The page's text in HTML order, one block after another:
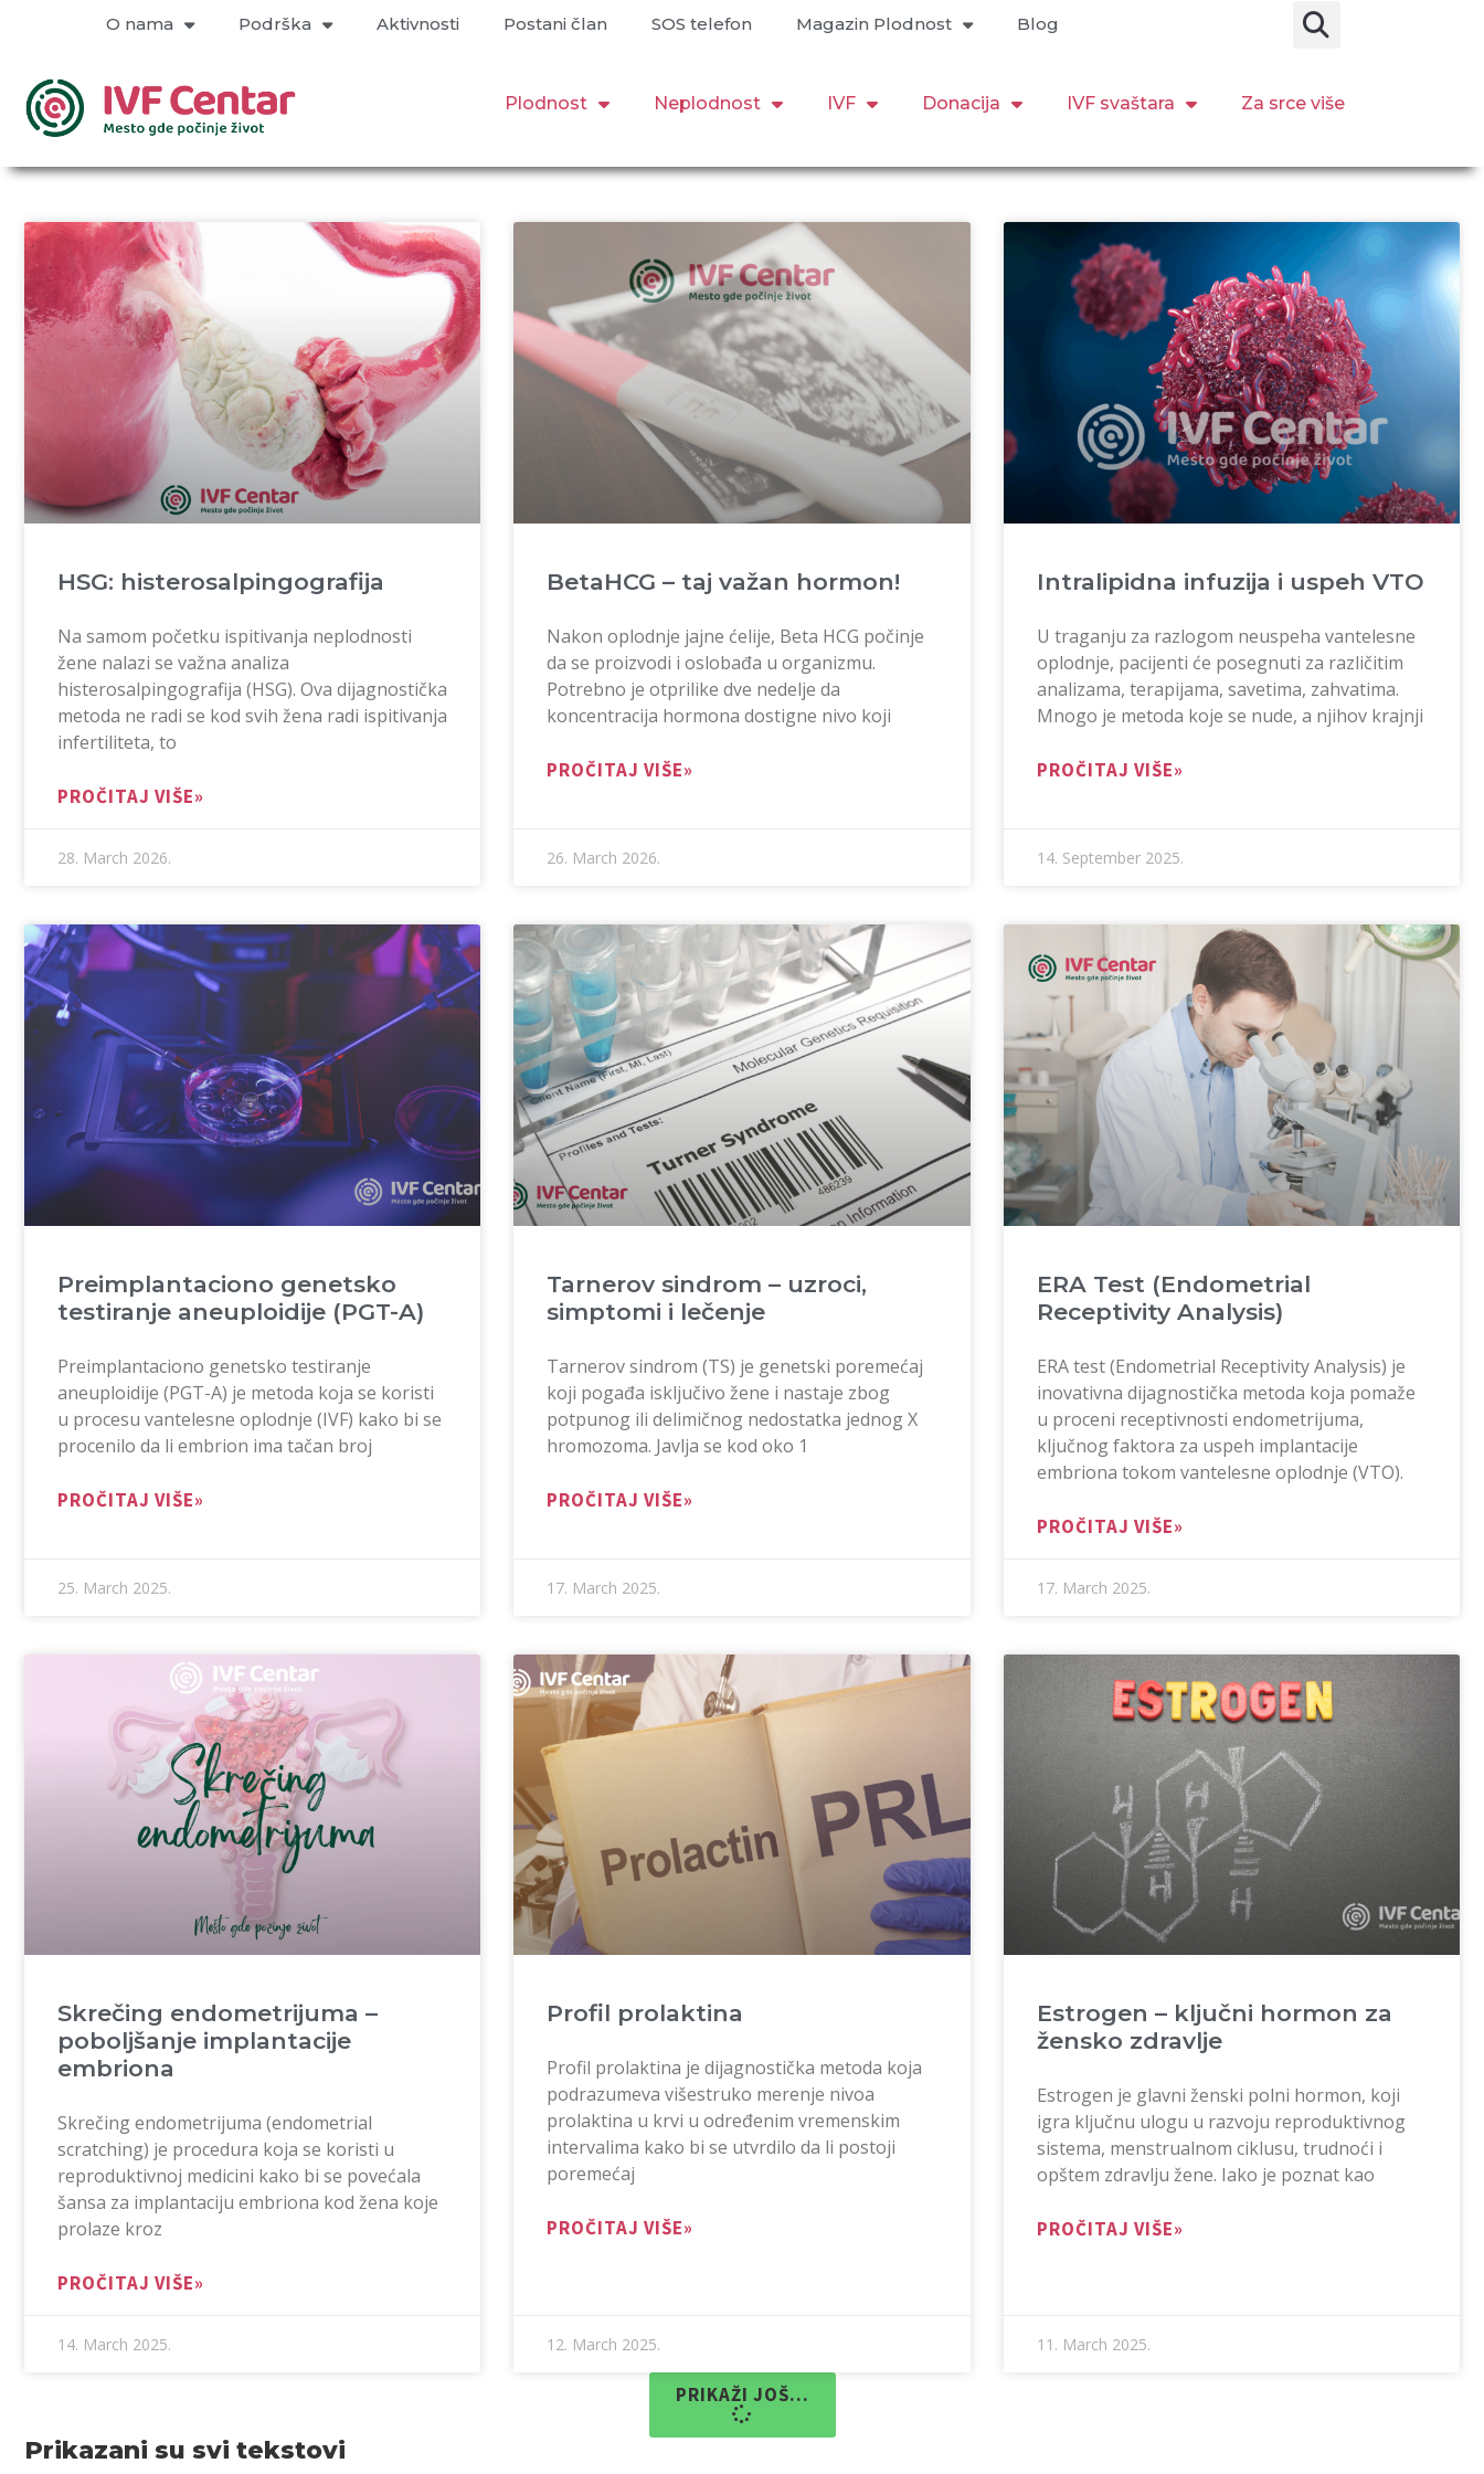
O nama Podrška Aktivnosti Postani član SOS telefon Magazin Plodnost Blog
Plodnost Neplodnost IVF Donacija IVF svaštara Za srce više
HSG: histerosalpingografija
Na samom početku ispitivanja neplodnosti
žene nalazi se važna analiza
histerosalpingografija (HSG). Ova dijagnostička
metoda ne radi se kod svih žena radi ispitivanja
infertiliteta, to
PROČITAJ VIŠE»
28. March 2026.
BetaHCG – taj važan hormon!
Nakon oplodnje jajne ćelije, Beta HCG počinje
da se proizvodi i oslobađa u organizmu.
Potrebno je otprilike dve nedelje da
koncentracija hormona dostigne nivo koji
PROČITAJ VIŠE»
26. March 2026.
Intralipidna infuzija i uspeh VTO
U traganju za razlogom neuspeha vantelesne
oplodnje, pacijenti će posegnuti za različitim
analizama, terapijama, savetima, zahvatima.
Mnogo je metoda koje se nude, a njihov krajnji
PROČITAJ VIŠE»
14. September 2025.
Preimplantaciono genetsko
testiranje aneuploidije (PGT-A)
Preimplantaciono genetsko testiranje
aneuploidije (PGT-A) je metoda koja se koristi
u procesu vantelesne oplodnje (IVF) kako bi se
procenilo da li embrion ima tačan broj
PROČITAJ VIŠE»
25. March 2025.
Tarnerov sindrom – uzroci,
simptomi i lečenje
Tarnerov sindrom (TS) je genetski poremećaj
koji pogađa isključivo žene i nastaje zbog
potpunog ili delimičnog nedostatka jednog X
hromozoma. Javlja se kod oko 1
PROČITAJ VIŠE»
17. March 2025.
ERA Test (Endometrial
Receptivity Analysis)
ERA test (Endometrial Receptivity Analysis) je
inovativna dijagnostička metoda koja pomaže
u proceni receptivnosti endometrijuma,
ključnog faktora za uspeh implantacije
embriona tokom vantelesne oplodnje (VTO).
PROČITAJ VIŠE»
17. March 2025.
Skrečing endometrijuma –
poboljšanje implantacije
embriona
Skrečing endometrijuma (endometrial
scratching) je procedura koja se koristi u
reproduktivnoj medicini kako bi se povećala
šansa za implantaciju embriona kod žena koje
prolaze kroz
PROČITAJ VIŠE»
14. March 2025.
Profil prolaktina
Profil prolaktina je dijagnostička metoda koja
podrazumeva višestruko merenje nivoa
prolaktina u krvi u određenim vremenskim
intervalima kako bi se utvrdilo da li postoji
poremećaj
PROČITAJ VIŠE»
12. March 2025.
Estrogen – ključni hormon za
žensko zdravlje
Estrogen je glavni ženski polni hormon, koji
igra ključnu ulogu u razvoju reproduktivnog
sistema, menstrualnom ciklusu, trudnoći i
opštem zdravlju žene. Iako je poznat kao
PROČITAJ VIŠE»
11. March 2025.
PRIKAŽI JOŠ...
Prikazani su svi tekstovi